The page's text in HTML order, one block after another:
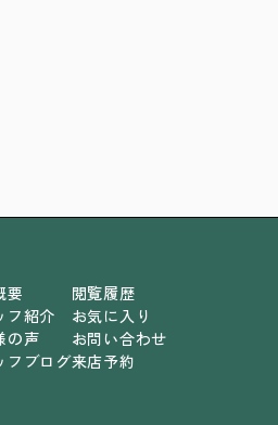
要
フ紹介
の声
フブログ
閲覧履歴
お気に入り
お問い合わせ
来店予約